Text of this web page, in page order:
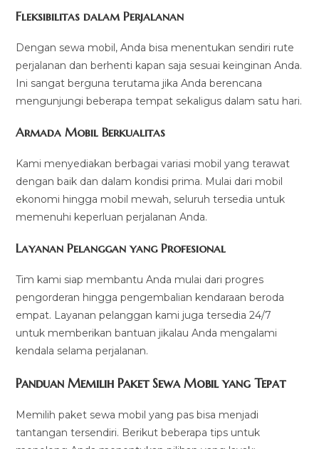
Fleksibilitas dalam Perjalanan
Dengan sewa mobil, Anda bisa menentukan sendiri rute
perjalanan dan berhenti kapan saja sesuai keinginan Anda.
Ini sangat berguna terutama jika Anda berencana
mengunjungi beberapa tempat sekaligus dalam satu hari.
Armada Mobil Berkualitas
Kami menyediakan berbagai variasi mobil yang terawat
dengan baik dan dalam kondisi prima. Mulai dari mobil
ekonomi hingga mobil mewah, seluruh tersedia untuk
memenuhi keperluan perjalanan Anda.
Layanan Pelanggan yang Profesional
Tim kami siap membantu Anda mulai dari progres
pengorderan hingga pengembalian kendaraan beroda
empat. Layanan pelanggan kami juga tersedia 24/7
untuk memberikan bantuan jikalau Anda mengalami
kendala selama perjalanan.
Panduan Memilih Paket Sewa Mobil yang Tepat
Memilih paket sewa mobil yang pas bisa menjadi
tantangan tersendiri. Berikut beberapa tips untuk